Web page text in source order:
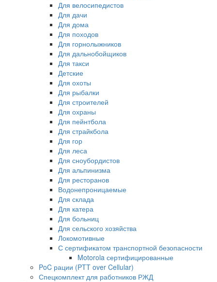
Для велосипедистов
Для дачи
Для дома
Для походов
Для горнолыжников
Для дальнобойщиков
Для такси
Детские
Для охоты
Для рыбалки
Для строителей
Для охраны
Для пейнтбола
Для страйкбола
Для гор
Для леса
Для сноубордистов
Для альпинизма
Для ресторанов
Водонепроницаемые
Для склада
Для катера
Для больниц
Для сельского хозяйства
Локомотивные
С сертификатом транспортной безопасности
Motorola сертифицированные
PoC рации (PTT over Cellular)
Спецкомплект для работников РЖД